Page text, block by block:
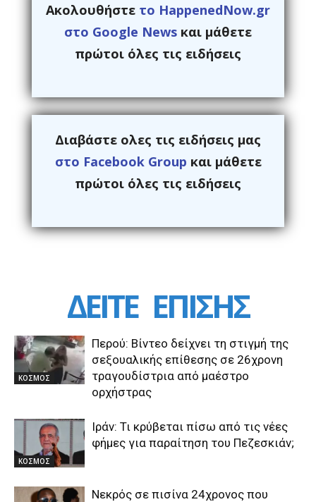
Ακολουθήστε το HappenedNow.gr
στο Google News και μάθετε
πρώτοι όλες τις ειδήσεις
Διαβάστε ολες τις ειδήσεις μας
στο Facebook Group και μάθετε
πρώτοι όλες τις ειδήσεις
ΔΕΙΤΕ ΕΠΙΣΗΣ
ΚΟΣΜΟΣ
Περού: Βίντεο δείχνει τη στιγμή της
σεξουαλικής επίθεσης σε 26χρονη
τραγουδίστρια από μαέστρο
ορχήστρας
ΚΟΣΜΟΣ
Ιράν: Τι κρύβεται πίσω από τις νέες
φήμες για παραίτηση του Πεζεσκιάν;
Νεκρός σε πισίνα 24χρονος που